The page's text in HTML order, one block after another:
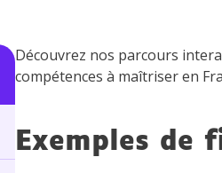
Découvrez nos parcours
compétences à maîtriser en
Exemples de